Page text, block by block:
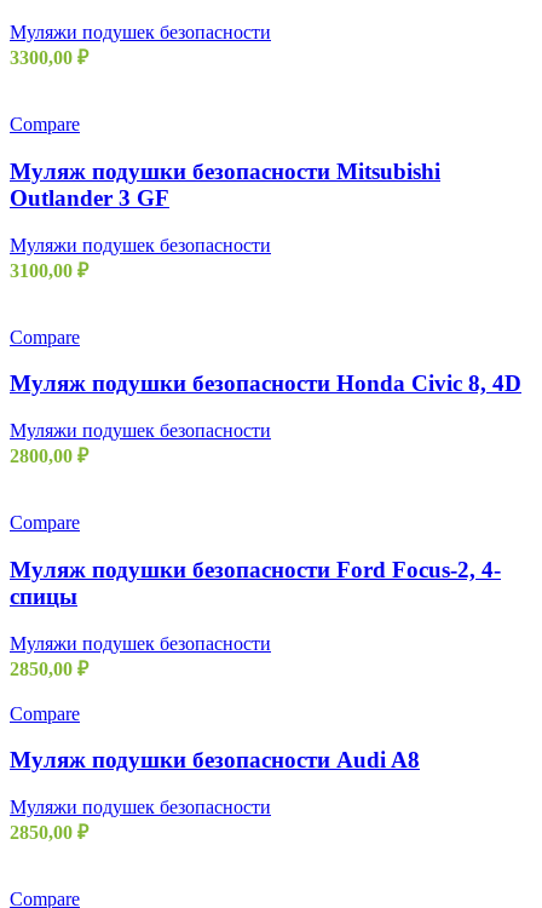
Муляжи подушек безопасности
3300,00 ₽
Compare
Муляж подушки безопасности Mitsubishi
Outlander 3 GF
Муляжи подушек безопасности
3100,00 ₽
Compare
Муляж подушки безопасности Honda Civic 8, 4D
Муляжи подушек безопасности
2800,00 ₽
Compare
Муляж подушки безопасности Ford Focus-2, 4-
спицы
Муляжи подушек безопасности
2850,00 ₽
Compare
Муляж подушки безопасности Audi A8
Муляжи подушек безопасности
2850,00 ₽
Compare